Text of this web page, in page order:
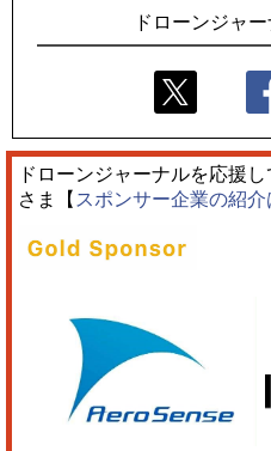
ドローンジャ
ドローンジャーナルを応援
さま【 スポンサー企業の紹